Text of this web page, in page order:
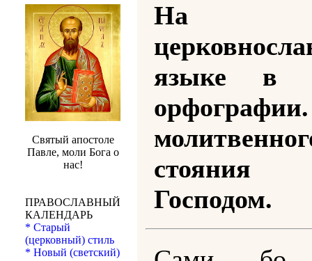
Святый апостоле
Павле, моли Бога о
нас!
ПРАВОСЛАВНЫЙ
КАЛЕНДАРЬ
* Старый
(церковный) стиль
* Новый (светский)
На
языке в
Господом.